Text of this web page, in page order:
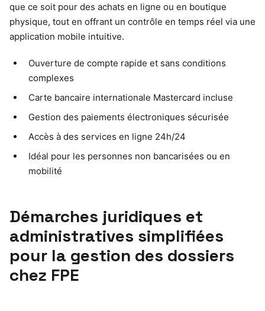
que ce soit pour des achats en ligne ou en boutique
physique, tout en offrant un contrôle en temps réel via une
application mobile intuitive.
Ouverture de compte rapide et sans conditions
complexes
Carte bancaire internationale Mastercard incluse
Gestion des paiements électroniques sécurisée
Accès à des services en ligne 24h/24
Idéal pour les personnes non bancarisées ou en
mobilité
Démarches juridiques et
administratives simplifiées
pour la gestion des dossiers
chez FPE